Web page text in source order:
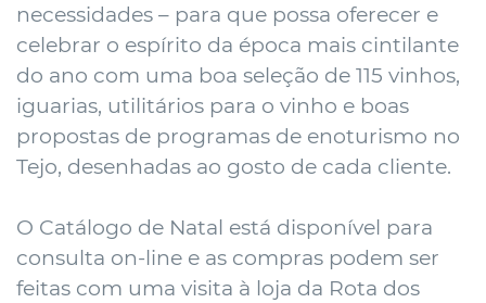
necessidades – para que possa oferecer e
celebrar o espírito da época mais cintilante
do ano com uma boa seleção de 115 vinhos,
iguarias, utilitários para o vinho e boas
propostas de programas de enoturismo no
Tejo, desenhadas ao gosto de cada cliente.
O Catálogo de Natal está disponível para
consulta on-line e as compras podem ser
feitas com uma visita à loja da Rota dos